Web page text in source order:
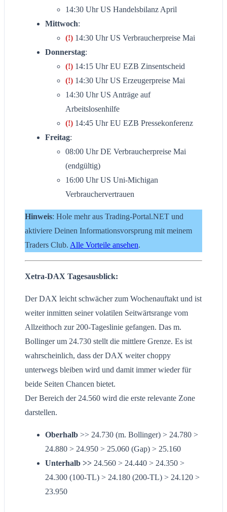
14:30 Uhr US Handelsbilanz April
Mittwoch:
(!) 14:30 Uhr US Verbraucherpreise Mai
Donnerstag:
(!) 14:15 Uhr EU EZB Zinsentscheid
(!) 14:30 Uhr US Erzeugerpreise Mai
14:30 Uhr US Anträge auf
Arbeitslosenhilfe
(!) 14:45 Uhr EU EZB Pressekonferenz
Freitag:
08:00 Uhr DE Verbraucherpreise Mai
(endgültig)
16:00 Uhr US Uni-Michigan
Verbrauchervertrauen
Hinweis: Hole mehr aus Trading-Portal.NET und
aktiviere Deinen Informationsvorsprung mit meinem
Traders Club. Alle Vorteile ansehen.
Xetra-DAX Tagesausblick:
Der DAX leicht schwächer zum Wochenauftakt und ist
weiter inmitten seiner volatilen Seitwärtsrange vom
Allzeithoch zur 200-Tageslinie gefangen. Das m.
Bollinger um 24.730 stellt die mittlere Grenze. Es ist
wahrscheinlich, dass der DAX weiter choppy
unterwegs bleiben wird und damit immer wieder für
beide Seiten Chancen bietet.
Der Bereich der 24.560 wird die erste relevante Zone
darstellen.
Oberhalb >> 24.730 (m. Bollinger) > 24.780 >
24.880 > 24.950 > 25.060 (Gap) > 25.160
Unterhalb >> 24.560 > 24.440 > 24.350 >
24.300 (100-TL) > 24.180 (200-TL) > 24.120 >
23.950